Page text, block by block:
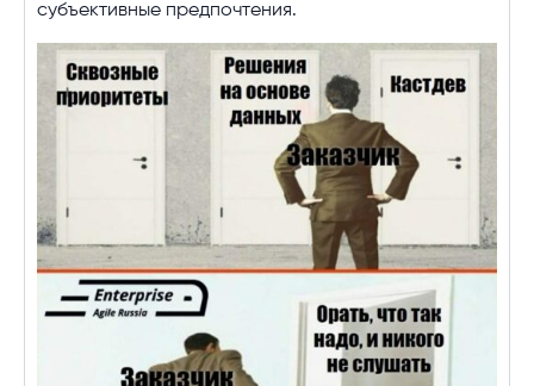
субъективные предпочтения.